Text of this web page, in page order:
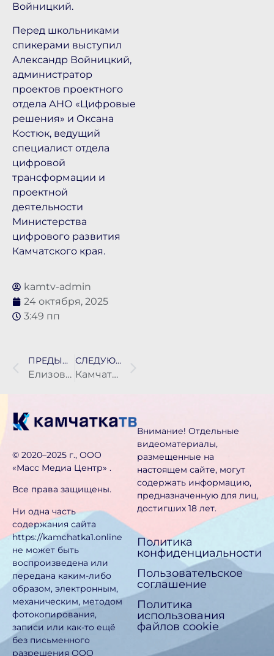
Войницкий.
Перед школьниками
спикерами выступил
Александр Войницкий,
администратор
проектов проектного
отдела АНО «Цифровые
решения» и Оксана
Костюк, ведущий
специалист отдела
цифровой
трансформации и
проектной
деятельности
Министерства
цифрового развития
Камчатского края.
kamtv-admin
24 октября, 2025
3:49 пп
ПРЕДЫДУЩАЯ НОВОСТЬ
Елизовский районный суд вынес приговор экс-директору Заречного
СЛЕДУЮЩАЯ НОВОСТЬ
Камчатцы могут вакцинироваться от гриппа в мобильных медицинских комплексах
©️ 2020–2025 г., ООО
«Масс Медиа Центр» .
Все права защищены.
Ни одна часть
содержания сайта
https://kamchatka1.online
не может быть
воспроизведена или
передана каким-либо
образом, электронным,
механическим, методом
фотокопирования,
записи или как-то ещё
без письменного
разрешения ООО
Внимание! Отдельные
видеоматериалы,
размещенные на
настоящем сайте, могут
содержать информацию,
предназначен­ную для лиц,
достигших 18 лет.
Политика
конфиденциальности
Пользовательское
соглашение
Политика
использования
файлов cookie